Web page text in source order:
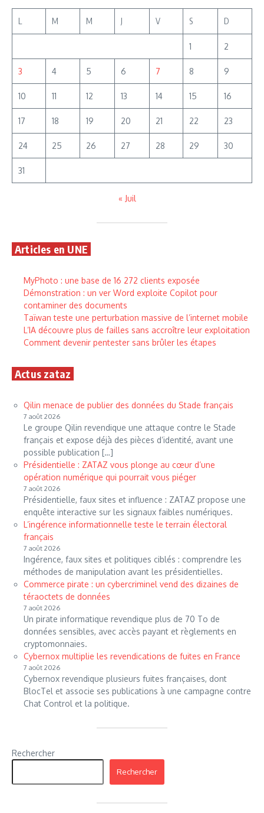
L M M J V S D
1 2
3 4 5 6 7 8 9
10 11 12 13 14 15 16
17 18 19 20 21 22 23
24 25 26 27 28 29 30
31
« Juil
Articles en UNE
MyPhoto : une base de 16 272 clients exposée
Démonstration : un ver Word exploite Copilot pour
contaminer des documents
Taïwan teste une perturbation massive de l’internet mobile
L’IA découvre plus de failles sans accroître leur exploitation
Comment devenir pentester sans brûler les étapes
Actus zataz
Qilin menace de publier des données du Stade français
7 août 2026
Le groupe Qilin revendique une attaque contre le Stade
français et expose déjà des pièces d’identité, avant une
possible publication […]
Présidentielle : ZATAZ vous plonge au cœur d’une
opération numérique qui pourrait vous piéger
7 août 2026
Présidentielle, faux sites et influence : ZATAZ propose une
enquête interactive sur les signaux faibles numériques.
L’ingérence informationnelle teste le terrain électoral
français
7 août 2026
Ingérence, faux sites et politiques ciblés : comprendre les
méthodes de manipulation avant les présidentielles.
Commerce pirate : un cybercriminel vend des dizaines de
téraoctets de données
7 août 2026
Un pirate informatique revendique plus de 70 To de
données sensibles, avec accès payant et règlements en
cryptomonnaies.
Cybernox multiplie les revendications de fuites en France
7 août 2026
Cybernox revendique plusieurs fuites françaises, dont
BlocTel et associe ses publications à une campagne contre
Chat Control et la politique.
Rechercher
Rechercher